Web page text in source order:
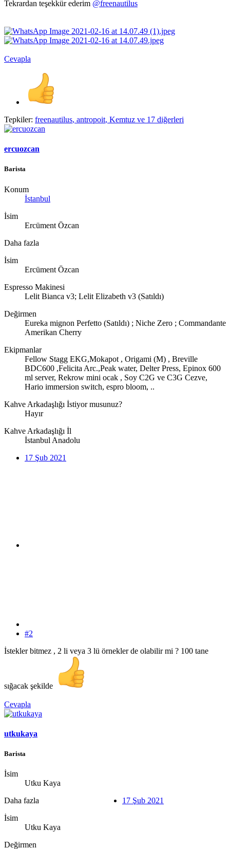
Tekrardan teşekkür ederim @freenautilus
Cevapla
Tepkiler: freenautilus, antropoit, Kemtuz ve 17 diğerleri
ercuozcan
Barista
Konum
İstanbul
İsim
Ercüment Özcan
Daha fazla
İsim
Ercüment Özcan
Espresso Makinesi
Lelit Bianca v3; Lelit Elizabeth v3 (Satıldı)
Değirmen
Eureka mignon Perfetto (Satıldı) ; Niche Zero ; Commandante
Amerikan Cherry
Ekipmanlar
Fellow Stagg EKG,Mokapot , Origami (M) , Breville
BDC600 ,Felicita Arc.,Peak water, Delter Press, Epinox 600
ml server, Rekrow mini ocak , Soy C2G ve C3G Cezve,
Hario immersion switch, espro bloom, ..
Kahve Arkadaşlığı İstiyor musunuz?
Hayır
Kahve Arkadaşlığı İl
İstanbul Anadolu
17 Şub 2021
#2
İstekler bitmez , 2 li veya 3 lü örnekler de olabilir mi ? 100 tane
sığacak şekilde
Cevapla
utkukaya
Barista
İsim
Utku Kaya
Daha fazla
İsim
Utku Kaya
Değirmen
17 Şub 2021